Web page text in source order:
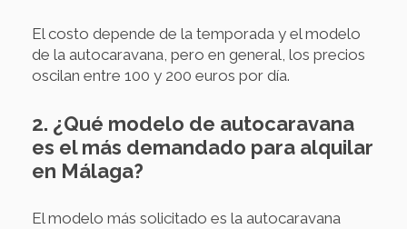
El costo depende de la temporada y el modelo
de la autocaravana, pero en general, los precios
oscilan entre 100 y 200 euros por día.
2. ¿Qué modelo de autocaravana
es el más demandado para alquilar
en Málaga?
El modelo más solicitado es la autocaravana